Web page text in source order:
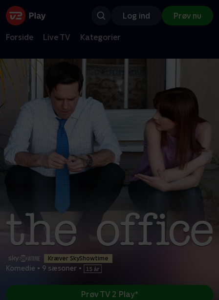
Log ind Prøv nu
Forside Live TV Kategorier
Kræver SkyShowtime
Komedie • 9 sæsoner •
Prøv TV 2 Play*